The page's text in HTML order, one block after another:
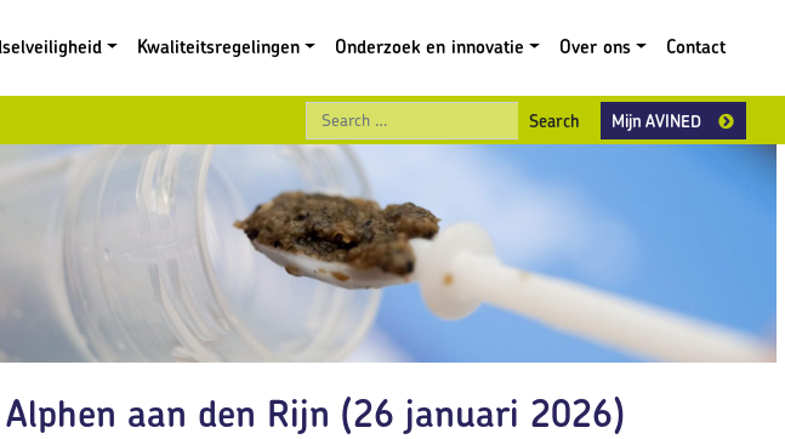
Kwaliteitsregelingen Onderzoek en innovatie Over ons Contact
Search
Mijn AVINED
aan den Rijn (26 januari 2026)